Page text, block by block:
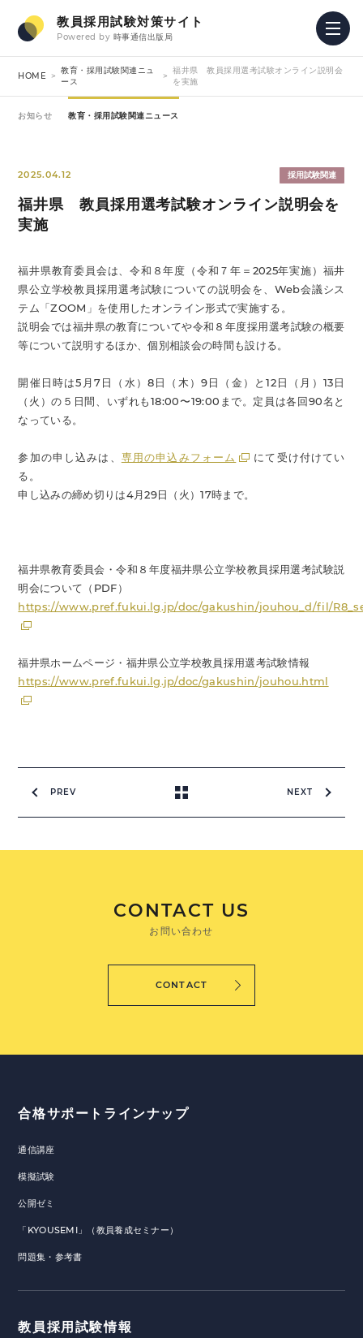
教員採用試験対策サイト
Powered by 時事通信出版局
HOME
教育・採用試験関連ニュ
ース
福井県 教員採用選考試験オンライン説明会
を実施
お知らせ 教育・採用試験関連ニュース
2025.04.12 採用試験関連
福井県 教員採用選考試験オンライン説明会を
実施
福井県教育委員会は、令和８年度（令和７年＝2025年実施）福井
県公立学校教員採用選考試験についての説明会を、Web会議シス
テム「ZOOM」を使用したオンライン形式で実施する。
説明会では福井県の教育についてや令和８年度採用選考試験の概要
等について説明するほか、個別相談会の時間も設ける。
開催日時は5月7日（水）8日（木）9日（金）と12日（月）13日
（火）の５日間、いずれも18:00〜19:00まで。定員は各回90名と
なっている。
参加の申し込みは、 専用の申込みフォーム
にて受け付けてい
る。
申し込みの締め切りは4月29日（火）17時まで。
福井県教育委員会・令和８年度福井県公立学校教員採用選考試験説
明会について（PDF）
https://www.pref.fukui.lg.jp/doc/gakushin/jouhou_d/fil/
福井県ホームページ・福井県公立学校教員採用選考試験情報
https://www.pref.fukui.lg.jp/doc/gakushin/jouhou.html
PREV NEXT
CONTACT US
お問い合わせ
CONTACT
合格サポートラインナップ
通信講座
模擬試験
公開ゼミ
「KYOUSEMI」（教員養成セミナー）
問題集・参考書
教員採用試験情報